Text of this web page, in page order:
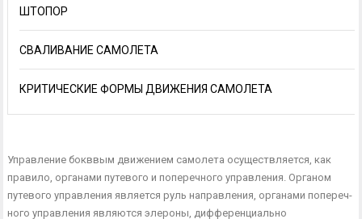
ШТОПОР
СВАЛИВАНИЕ САМОЛЕТА
КРИТИЧЕСКИЕ ФОРМЫ ДВИЖЕНИЯ САМОЛЕТА
Управление бокввым движением самолета осуществляется, как
правило, органами путевого и поперечного управления. Органом
путевого управления является руль направления, органами попереч­
ного управления являются элероны, дифференциально